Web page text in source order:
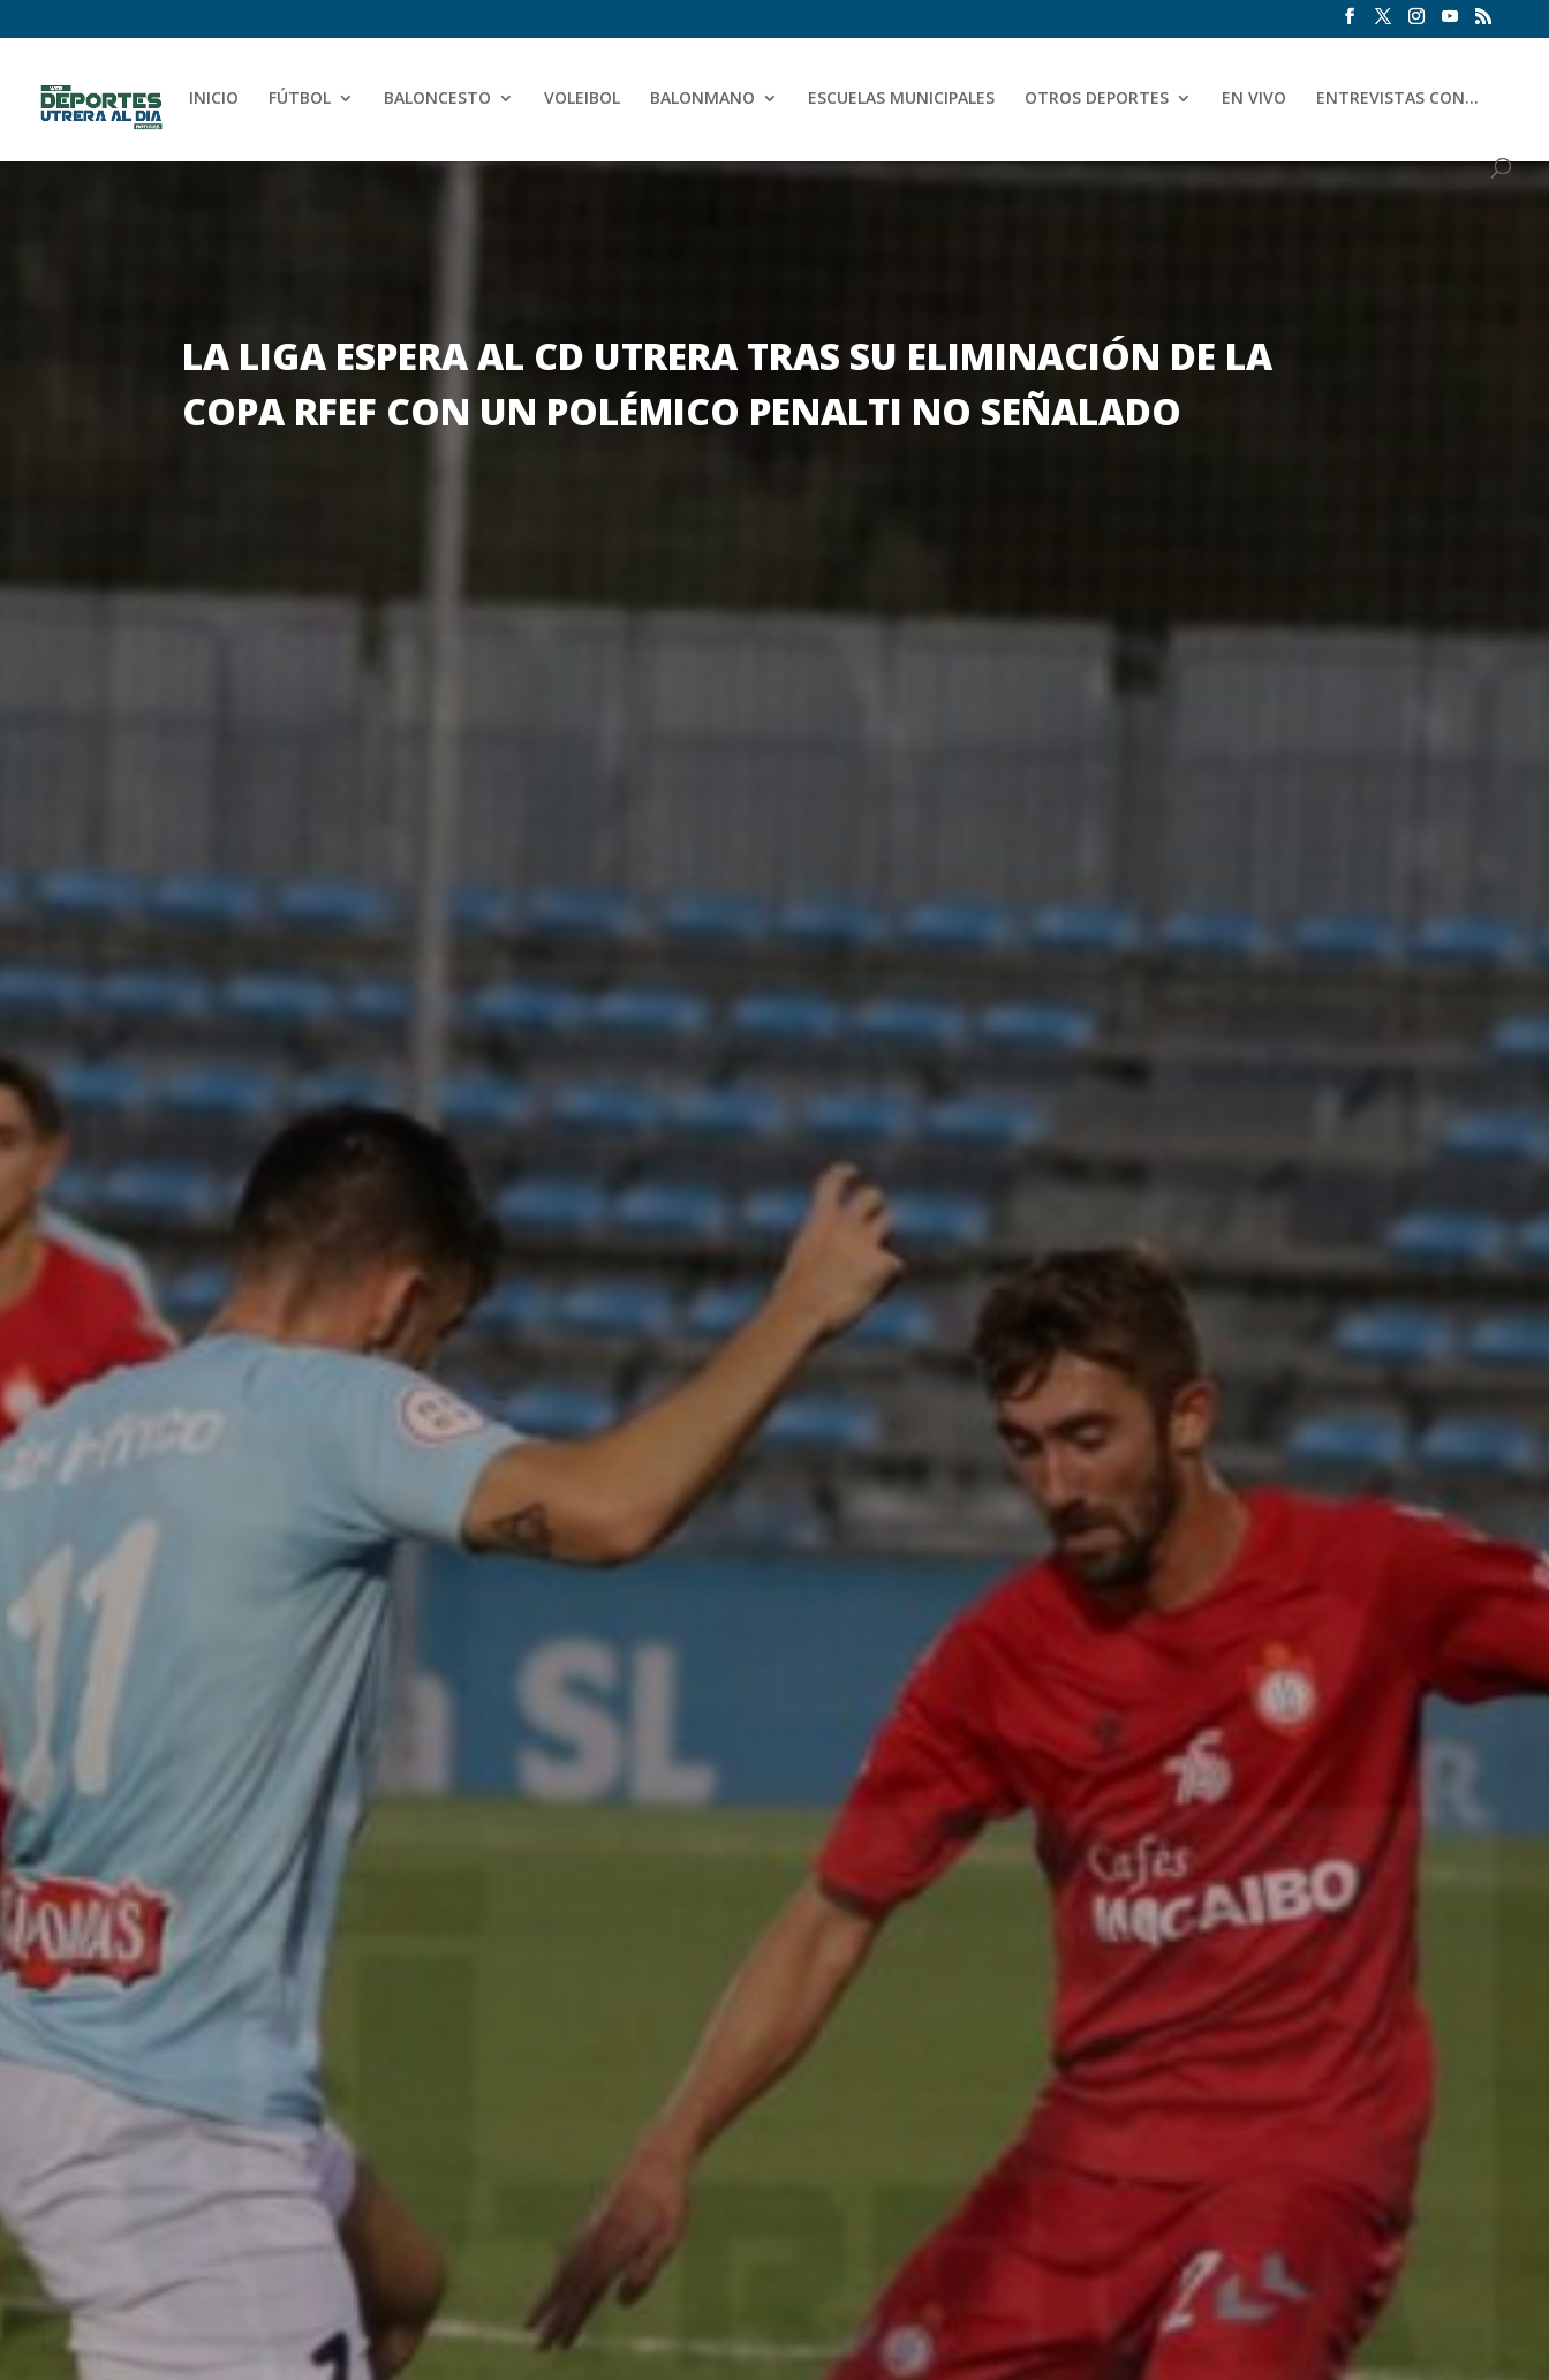
INICIO FÚTBOL BALONCESTO VOLEIBOL BALONMANO ESCUELAS MUNICIPALES OTROS DEPORTES EN VIVO ENTREVISTAS CON…
LA LIGA ESPERA AL CD UTRERA TRAS SU ELIMINACIÓN DE LA
COPA RFEF CON UN POLÉMICO PENALTI NO SEÑALADO